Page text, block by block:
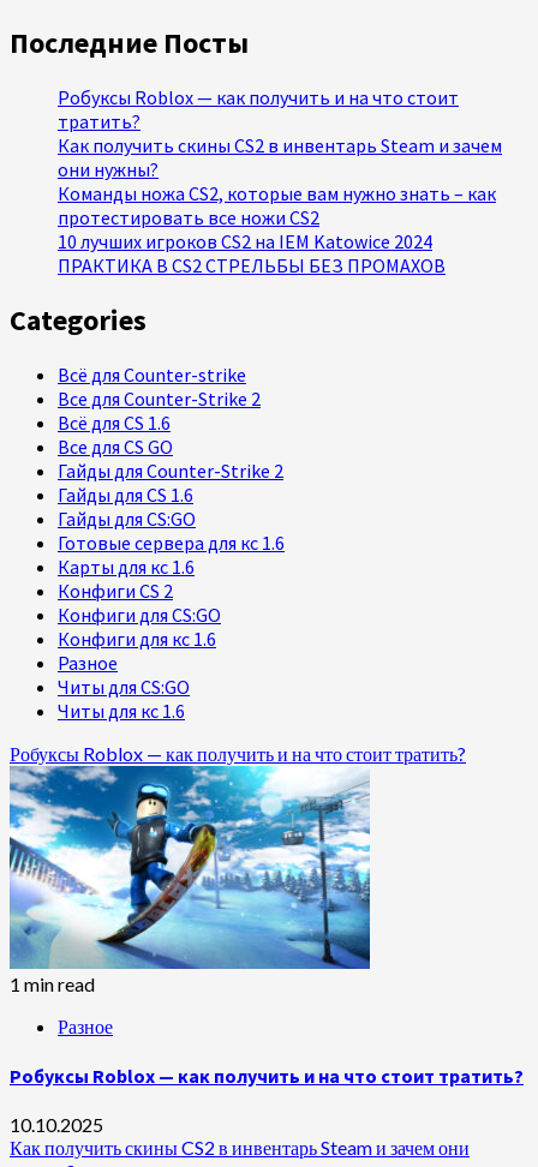
Последние Посты
Робуксы Roblox — как получить и на что стоит
тратить?
Как получить скины CS2 в инвентарь Steam и зачем
они нужны?
Команды ножа CS2, которые вам нужно знать – как
протестировать все ножи CS2
10 лучших игроков CS2 на IEM Katowice 2024
ПРАКТИКА В CS2 СТРЕЛЬБЫ БЕЗ ПРОМАХОВ
Categories
Всё для Counter-strike
Все для Counter-Strike 2
Всё для CS 1.6
Все для CS GO
Гайды для Counter-Strike 2
Гайды для CS 1.6
Гайды для CS:GO
Готовые сервера для кс 1.6
Карты для кс 1.6
Конфиги CS 2
Конфиги для CS:GO
Конфиги для кс 1.6
Разное
Читы для CS:GO
Читы для кс 1.6
Робуксы Roblox — как получить и на что стоит тратить?
1 min read
Разное
Робуксы Roblox — как получить и на что стоит тратить?
10.10.2025
Как получить скины CS2 в инвентарь Steam и зачем они